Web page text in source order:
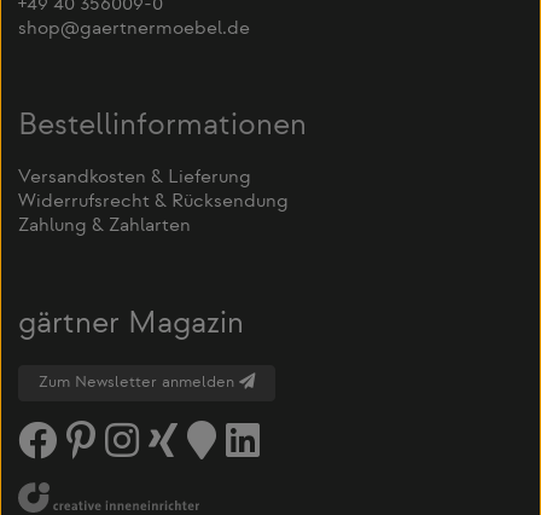
+49 40 356009-0
shop@gaertnermoebel.de
Bestellinformationen
Versandkosten & Lieferung
Widerrufsrecht & Rücksendung
Zahlung & Zahlarten
gärtner Magazin
Zum Newsletter anmelden